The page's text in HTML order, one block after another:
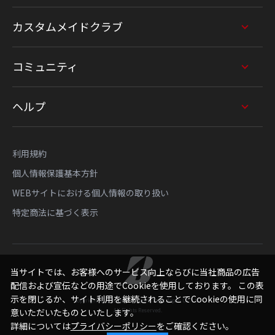
カスタムメイドクラブ
コミュニティ
ヘルプ
利用規約
個人情報保護基本方針
WEBサイトにおける個人情報の取り扱い
特定商法に基づく表示
Copyright © Bridgestone Sports Sales Japan Co., Ltd.
All Rights Reserved.
当サイトでは、お客様へのサービス向上ならびに当社商品の広告
配信および宣伝などの用途でCookieを使用しております。 この表
示を閉じるか、サイト利用を継続されることでCookieの使用に同
意いただいたものといたします。
詳細についてはプライバシーポリシーをご確認ください。